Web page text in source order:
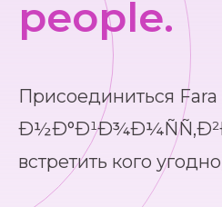
people.
Присоединиться
встретить кого